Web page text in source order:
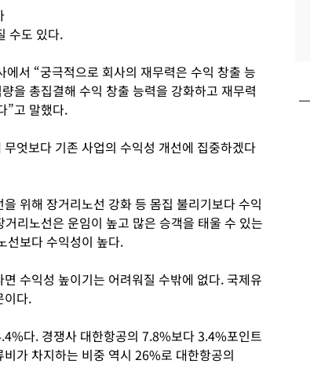
수도 있다.
서 “궁극적으로 회사의 재무력은 수익 창출 능
을 총집결해 수익 창출 능력을 강화하고 재무력
”고 말했다.
엇보다 기존 사업의 수익성 개선에 집중하겠다
위해 장거리노선 강화 등 몸집 불리기보다 수익
리노선은 운임이 높고 많은 승객을 태울 수 있는
선보다 수익성이 높다.
수익성 높이기는 어려워질 수밖에 없다. 국제유
이다.
다. 경쟁사 대한항공의 7.8%보다 3.4%포인트
가 차지하는 비중 역시 26%로 대한항공의